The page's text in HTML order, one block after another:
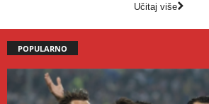
Učitaj više
POPULARNO